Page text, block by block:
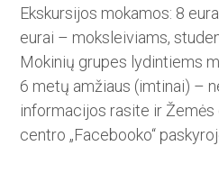
Ekskursijos mokamos: 8
eurai – moks­lei­viams,
Mokinių grupes lydintiems
6 metų amžiaus (imtinai) –
informacijos rasite ir
centro „Faceboo­ko“